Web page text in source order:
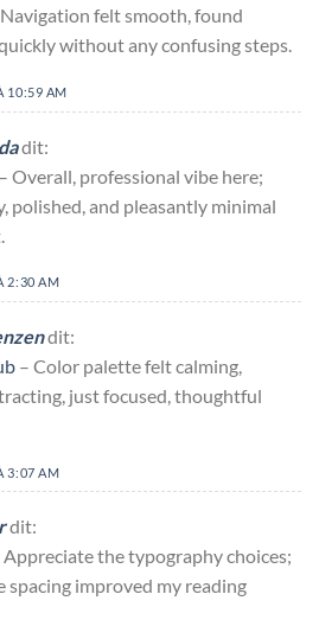
felt smooth, found
without any confusing steps.
10:59 AM
dit:
– Overall, professional vibe here;
polished, and pleasantly minimal
2:30 AM
dit:
– Color palette felt calming,
just focused, thoughtful
3:07 AM
dit:
Appreciate the typography choices;
spacing improved my reading